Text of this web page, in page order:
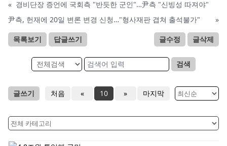
« 경비단장 증언에 국회측 "반듯한 군인"…尹측 "신빙성 따져야"
尹측, 헌재에 20일 변론 변경 신청…"형사재판 겹쳐 출석불가"
»
목록보기 답글쓰기 글수정 글삭제
검색
글쓰기 처음 « 10 » 마지막